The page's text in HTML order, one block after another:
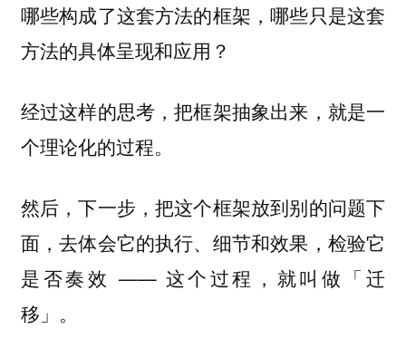
哪些构成了这套方法的框架，哪些只是这套
方法的具体呈现和应用？
经过这样的思考，把框架抽象出来，就是一
个理论化的过程。
然后，下一步，把这个框架放到别的问题下
面，去体会它的执行、细节和效果，检验它
是否奏效 —— 这个过程，就叫做 「迁
移」 。